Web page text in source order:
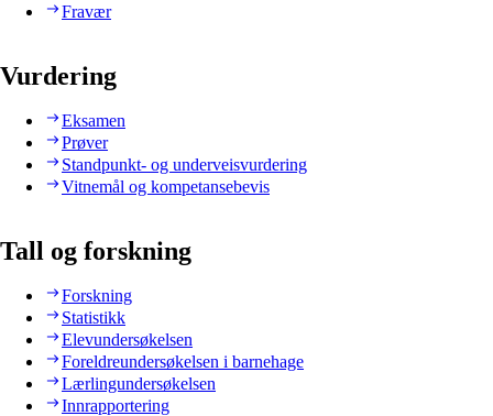
Fravær
Vurdering
Eksamen
Prøver
Standpunkt- og underveisvurdering
Vitnemål og kompetansebevis
Tall og forskning
Forskning
Statistikk
Elevundersøkelsen
Foreldreundersøkelsen i barnehage
Lærlingundersøkelsen
Innrapportering